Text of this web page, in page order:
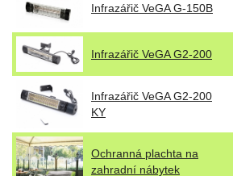
Infrazářič VeGA G-150B
Infrazářič VeGA G2-200
Infrazářič VeGA G2-200
KY
Ochranná plachta na
zahradní nábytek